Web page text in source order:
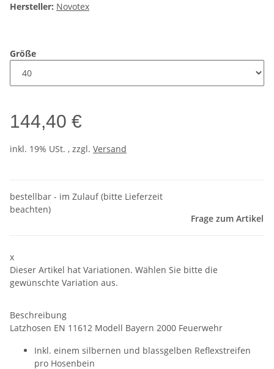
Hersteller: Novotex
Größe
144,40 €
inkl. 19% USt. , zzgl. Versand
bestellbar - im Zulauf (bitte Lieferzeit
beachten)
Frage zum Artikel
x
Dieser Artikel hat Variationen. Wählen Sie bitte die
gewünschte Variation aus.
Beschreibung
Latzhosen EN 11612 Modell Bayern 2000 Feuerwehr
Inkl. einem silbernen und blassgelben Reflexstreifen
pro Hosenbein